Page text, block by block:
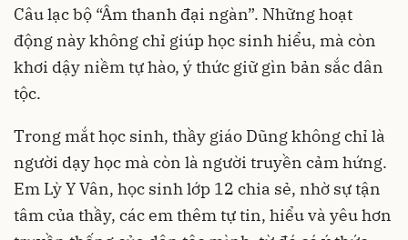
Câu lạc bộ “Âm thanh đại ngàn”. Những hoạt
động này không chỉ giúp học sinh hiểu, mà còn
khơi dậy niềm tự hào, ý thức giữ gìn bản sắc dân
tộc.
Trong mắt học sinh, thầy giáo Dũng không chỉ là
người dạy học mà còn là người truyền cảm hứng.
Em Lỳ Y Vân, học sinh lớp 12 chia sẻ, nhờ sự tận
tâm của thầy, các em thêm tự tin, hiểu và yêu hơn